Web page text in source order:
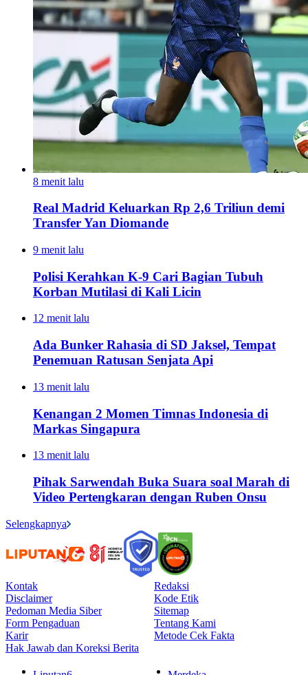
8 menit lalu
Real Madrid Keluarkan Rp 2,6 Triliun demi
Transfer Yan Diomande
9 menit lalu
Polisi Kerahkan K-9 Cari Bagian Tubuh
Korban Mutilasi di Kali Licin
12 menit lalu
Ada Bunker Rahasia di SD Jaksel, Tempat
Penemuan Ratusan Senjata Api
13 menit lalu
Kenangan 2 Momen Timnas Indonesia di
Markas Singapura
13 menit lalu
Pihak Sarwendah Buka Suara soal Marah di
Video Pertengkaran dengan Ruben Onsu
Selengkapnya
Kontak
Redaksi
Disclaimer
Kode Etik
Pedoman Media Siber
Sitemap
Form Pengaduan
Tentang Kami
Karir
Metode Cek Fakta
Hak Jawab dan Koreksi Berita